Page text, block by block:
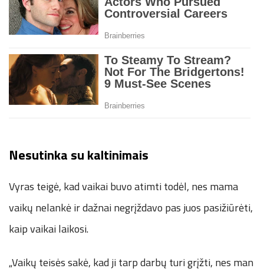
Nesutinka su kaltinimais
Vyras teigė, kad vaikai buvo atimti todėl, nes mama
vaikų nelankė ir dažnai negrįždavo pas juos pasižiūrėti,
kaip vaikai laikosi.
„Vaikų teisės sakė, kad ji tarp darbų turi grįžti, nes man